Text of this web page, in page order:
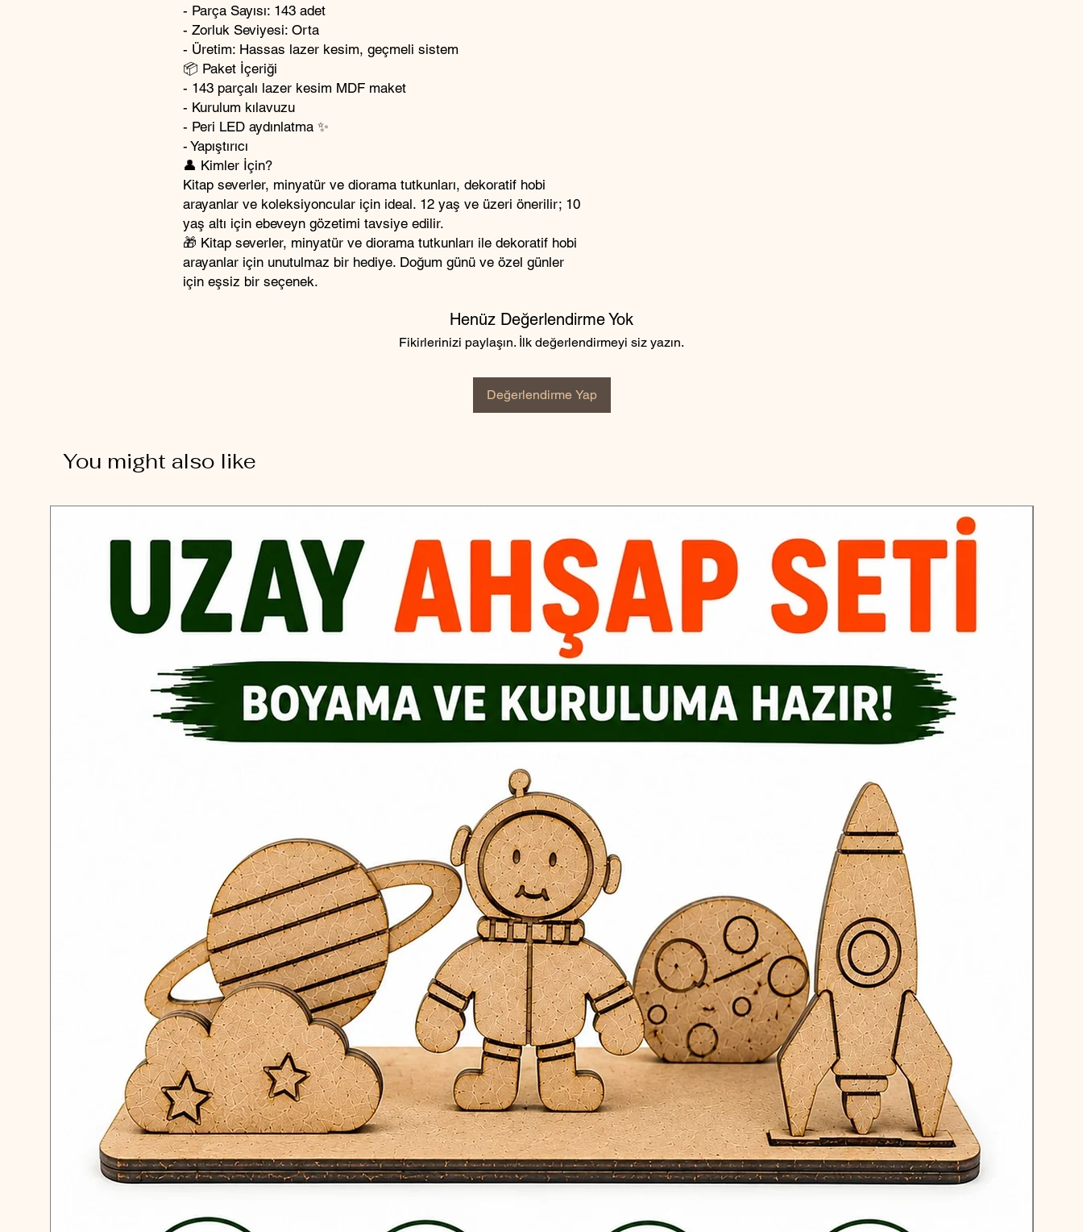
- Parça Sayısı: 143 adet
- Zorluk Seviyesi: Orta
- Üretim: Hassas lazer kesim, geçmeli sistem
📦 Paket İçeriği
- 143 parçalı lazer kesim MDF maket
- Kurulum kılavuzu
- Peri LED aydınlatma ✨
- Yapıştırıcı
👤 Kimler İçin?
Kitap severler, minyatür ve diorama tutkunları, dekoratif hobi
arayanlar ve koleksiyoncular için ideal. 12 yaş ve üzeri önerilir; 10
yaş altı için ebeveyn gözetimi tavsiye edilir.
🎁 Kitap severler, minyatür ve diorama tutkunları ile dekoratif hobi
arayanlar için unutulmaz bir hediye. Doğum günü ve özel günler
için eşsiz bir seçenek.
Henüz Değerlendirme Yok
Fikirlerinizi paylaşın. İlk değerlendirmeyi siz yazın.
Değerlendirme Yap
You might also like